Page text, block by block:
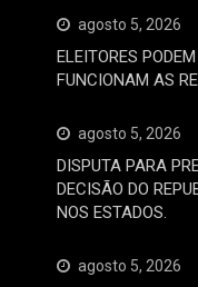
agosto 5, 2026
ELEITORES
FUNCIONAM AS
agosto 5, 2026
DISPUTA PARA
DECISÃO DO
NOS ESTADOS.
agosto 5, 2026